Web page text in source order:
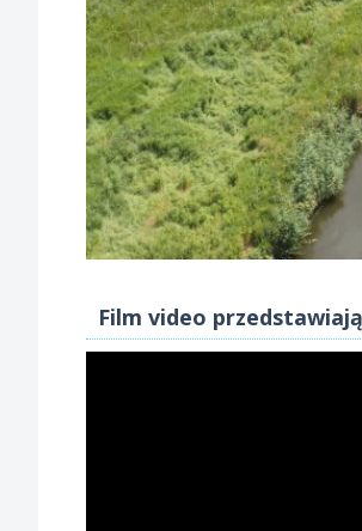
Film video